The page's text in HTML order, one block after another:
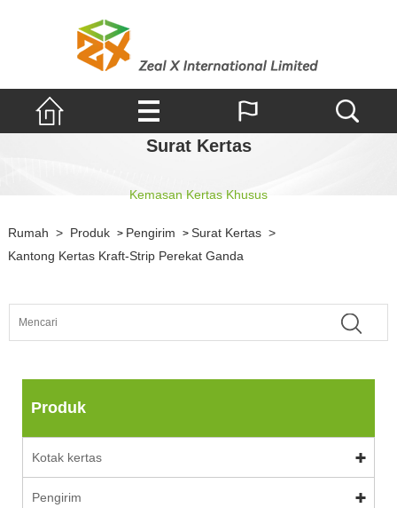
Surat Kertas
Kemasan Kertas Khusus
Rumah > Produk > Pengirim > Surat Kertas >
Kantong Kertas Kraft-Strip Perekat Ganda
Produk
Kotak kertas
Pengirim